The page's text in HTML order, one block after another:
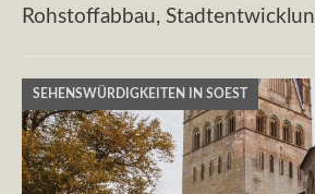
Rohstoffabbau,
SEHENSWÜRDIGKEITEN IN SOEST